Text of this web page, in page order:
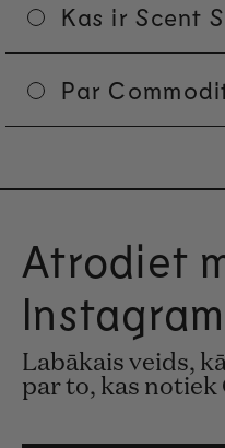
Kas ir Scent
Par
Atrodiet
Instagram
Labākais veids,
par to, kas notiek